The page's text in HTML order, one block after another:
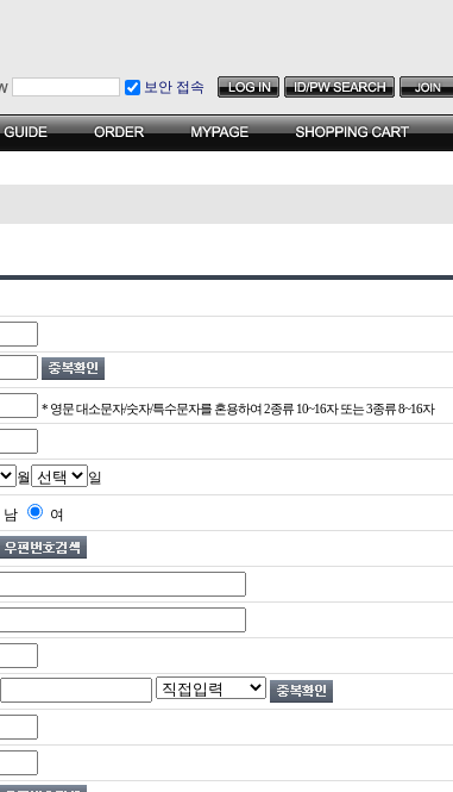
보안 접속
* 영문 대소문자/숫자/특수문자를 혼용하여 2종류 10~16자 또는 3종류 8~16자
월 일
남 여